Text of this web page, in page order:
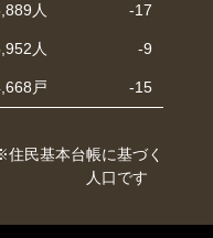
人 -17
人 -9
戸 -15
民基本台帳に基づく
人口です